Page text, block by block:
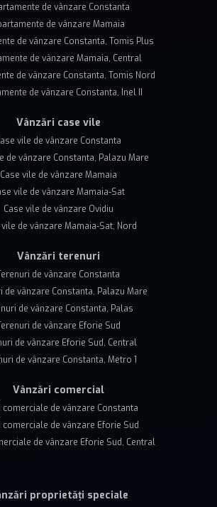
de vânzare Constanta
de vânzare Mamaia
de vânzare Constanta, Tomis Plus
de vânzare Mamaia, Central
de vânzare Constanta, Tomis Nord
de vânzare Constanta, Inel II
Vânzări case vile
vile de vânzare Constanta
de vânzare Constanta, Palazu Mare
Case vile de vânzare Mamaia
vile de vânzare Mamaia-Sat
Case vile de vânzare Ovidiu
vile de vânzare Mamaia-Sat, Nord
Vânzări terenuri
de vânzare Constanta
de vânzare Constanta, Palazu Mare
de vânzare Constanta, Palas
de vânzare Eforie Sud
de vânzare Eforie Sud, Central
de vânzare Constanta, Metro 1
Vânzări comercial
comerciale de vânzare Constanta
comerciale de vânzare Eforie Sud
de vânzare Eforie Sud, Central
proprietăți speciale